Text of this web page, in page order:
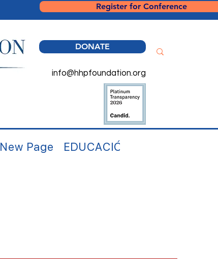
Register for Conference
DONATE
info@hhpfoundation.org
New Page EDUCACIÓN